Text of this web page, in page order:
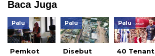
Baca Juga
Palu
Pemkot
Palu
Disebut
Palu
40 Tenant